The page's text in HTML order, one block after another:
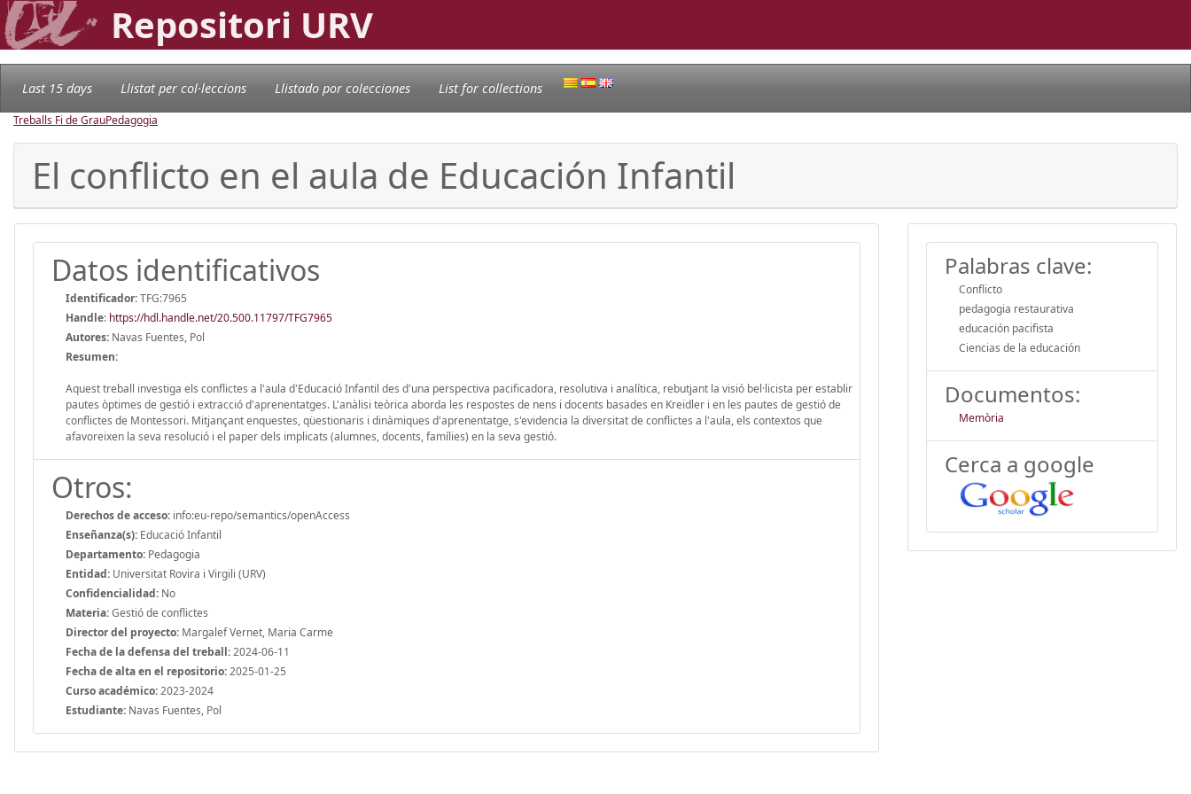
Repositori URV
Last 15 days Llistat per col·leccions Llistado por colecciones List for collections
Treballs Fi de GrauPedagogia
El conflicto en el aula de Educación Infantil
Datos identificativos
Identificador:TFG:7965
Handle: https://hdl.handle.net/20.500.11797/TFG7965
Autores: Navas Fuentes, Pol
Resumen:
Aquest treball investiga els conflictes a l'aula d'Educació Infantil des d'una perspectiva pacificadora, resolutiva i analítica, rebutjant la visió bel·licista per establir
pautes òptimes de gestió i extracció d'aprenentatges. L'anàlisi teòrica aborda les respostes de nens i docents basades en Kreidler i en les pautes de gestió de
conflictes de Montessori. Mitjançant enquestes, qüestionaris i dinàmiques d'aprenentatge, s'evidencia la diversitat de conflictes a l'aula, els contextos que
afavoreixen la seva resolució i el paper dels implicats (alumnes, docents, famílies) en la seva gestió.
Otros:
Derechos de acceso: info:eu-repo/semantics/openAccess
Enseñanza(s): Educació Infantil
Departamento: Pedagogia
Entidad: Universitat Rovira i Virgili (URV)
Confidencialidad: No
Materia:Gestió de conflictes
Director del proyecto: Margalef Vernet, Maria Carme
Fecha de la defensa del treball:2024-06-11
Fecha de alta en el repositorio:2025-01-25
Curso académico:2023-2024
Estudiante: Navas Fuentes, Pol
Palabras clave:
Conflicto
pedagogia restaurativa
educación pacifista
Ciencias de la educación
Documentos:
Memòria
Cerca a google